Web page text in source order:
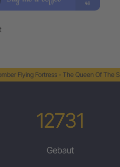
Flying Fortress - The Queen Of The
12731
Gebaut